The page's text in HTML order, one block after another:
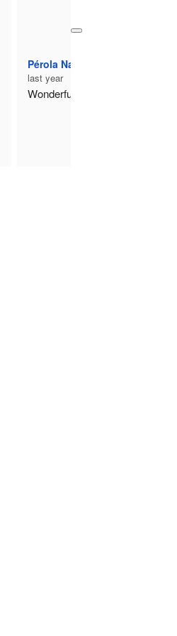
Tempocasa Pescara
last year
Really friendly staff, very